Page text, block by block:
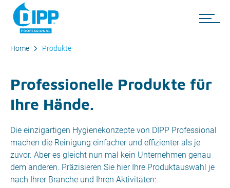
Home Produkte
Professionelle Produkte für
Ihre Hände.
Die einzigartigen Hygienekonzepte von DIPP Professional
machen die Reinigung einfacher und effizienter als je
zuvor. Aber es gleicht nun mal kein Unternehmen genau
dem anderen. Präzisieren Sie hier Ihre Produktauswahl je
nach Ihrer Branche und Ihren Aktivitäten: